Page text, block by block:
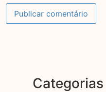
Categorias